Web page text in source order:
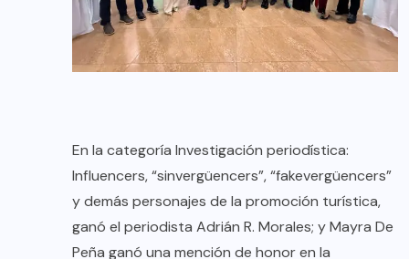
En la categoría Investigación periodística:
Influencers, “sinvergüencers”, “fakevergüencers”
y demás personajes de la promoción turística,
ganó el periodista Adrián R. Morales; y Mayra De
Peña ganó una mención de honor en la